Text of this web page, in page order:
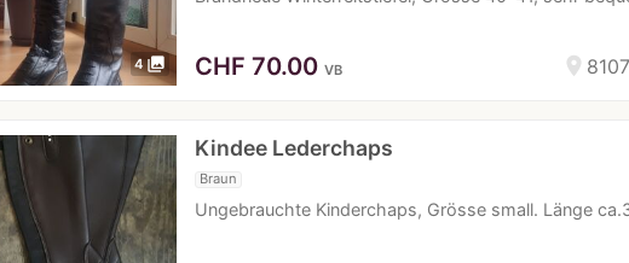
4 photo_library location_on
CHF 70.00 VB
Kindee Lederchaps
Braun
Ungebrauchte Kinderchaps, Grösse small. Länge